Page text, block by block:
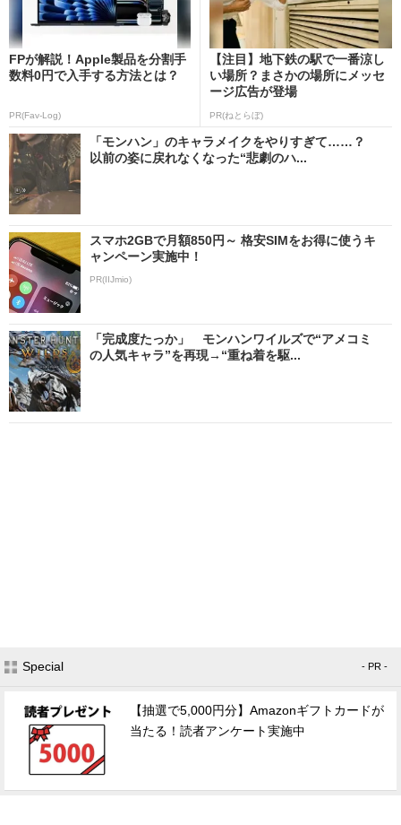
FPが解説！Apple製品を分割手
数料0円で入手する方法とは？
PR(Fav-Log)
【注目】地下鉄の駅で一番涼し
い場所？まさかの場所にメッセ
ージ広告が登場
PR(ねとらぼ)
「モンハン」のキャラメイクをやりすぎて……？
以前の姿に戻れなくなった“悲劇のハ...
スマホ2GBで月額850円～ 格安SIMをお得に使うキ
ャンペーン実施中！
PR(IIJmio)
「完成度たっか」 モンハンワイルズで“アメコミ
の人気キャラ”を再現→“重ね着を駆...
Special - PR -
【抽選で5,000円分】Amazonギフトカードが
当たる！読者アンケート実施中